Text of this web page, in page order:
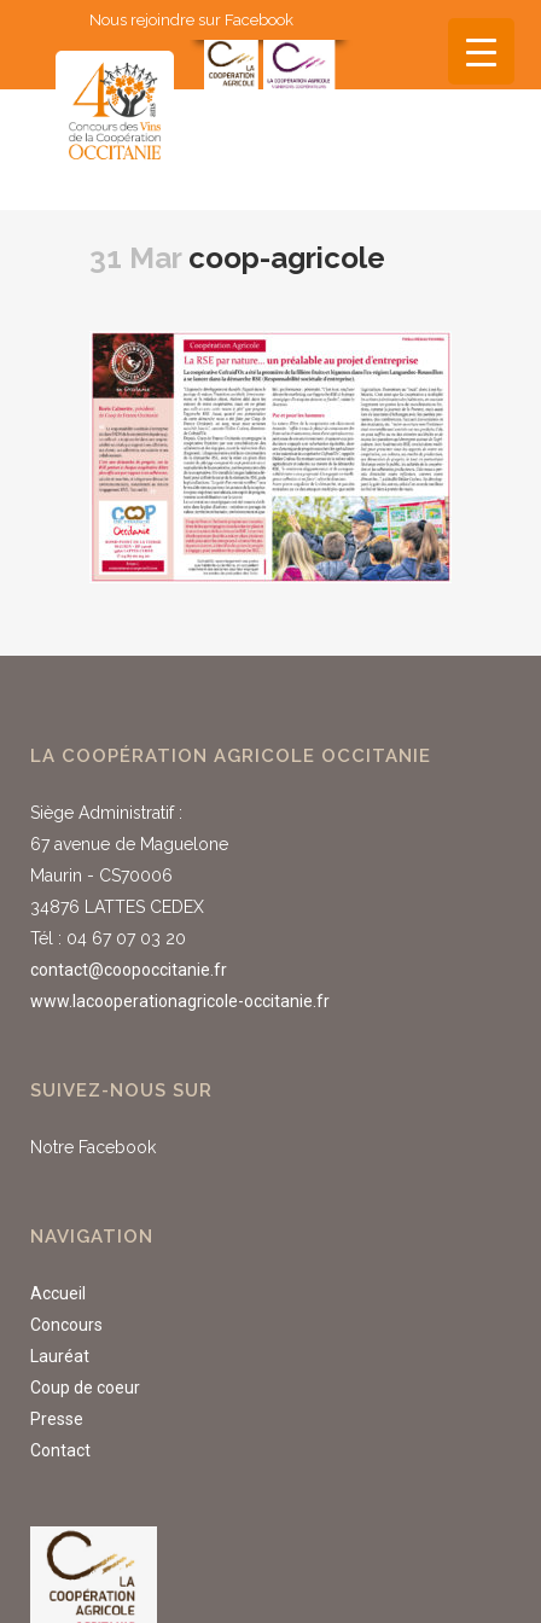
Nous rejoindre sur Facebook
31 Marcoop-agricole
LA COOPÉRATION AGRICOLE OCCITANIE
Siège Administratif :
67 avenue de Maguelone
Maurin - CS70006
34876 LATTES CEDEX
Tél : 04 67 07 03 20
contact@coopoccitanie.fr
www.lacooperationagricole-occitanie.fr
SUIVEZ-NOUS SUR
Notre Facebook
NAVIGATION
Accueil
Concours
Lauréat
Coup de coeur
Presse
Contact